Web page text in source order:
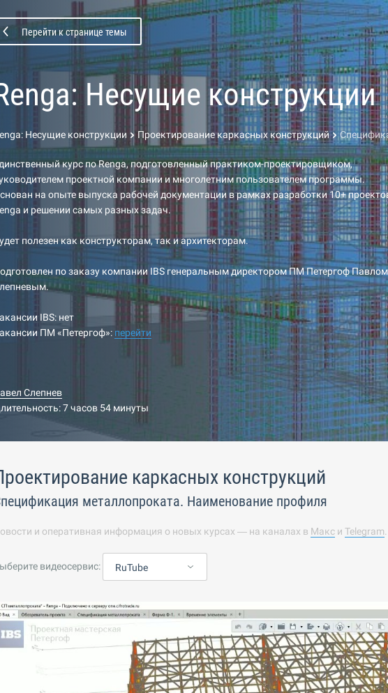
Перейти к странице темы
Несущие конструкции
Несущие конструкции Проектирование каркасных конструкций
курс по Renga, подготовленный практиком-проектировщиком,
проектной компании и многолетним пользователем программы.
на опыте выпуска рабочей документации в рамках разработки 10+
и решении самых разных задач.
полезен как конструкторам, так и архитекторам.
по заказу компании IBS генеральным директором ПМ Петергоф Павлом
IBS: нет
ПМ «Петергоф»: перейти
Слепнев
7 часов 54 минуты
каркасных конструкций
металлопроката. Наименование профиля
и оперативная информация о новых курсах — на каналах в Макс и Telegram
видеосервис: RuTube